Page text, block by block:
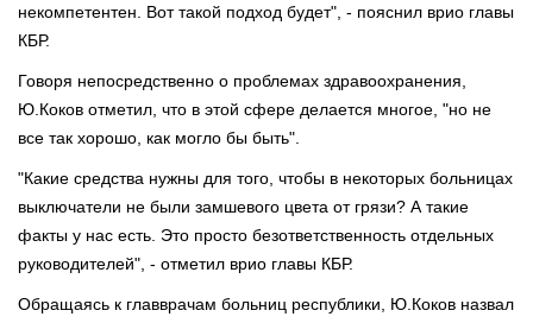
некомпетентен. Вот такой подход будет", - пояснил врио главы
КБР.
Говоря непосредственно о проблемах здравоохранения,
Ю.Коков отметил, что в этой сфере делается многое, "но не
все так хорошо, как могло бы быть".
"Какие средства нужны для того, чтобы в некоторых больницах
выключатели не были замшевого цвета от грязи? А такие
факты у нас есть. Это просто безответственность отдельных
руководителей", - отметил врио главы КБР.
Обращаясь к главврачам больниц республики, Ю.Коков назвал